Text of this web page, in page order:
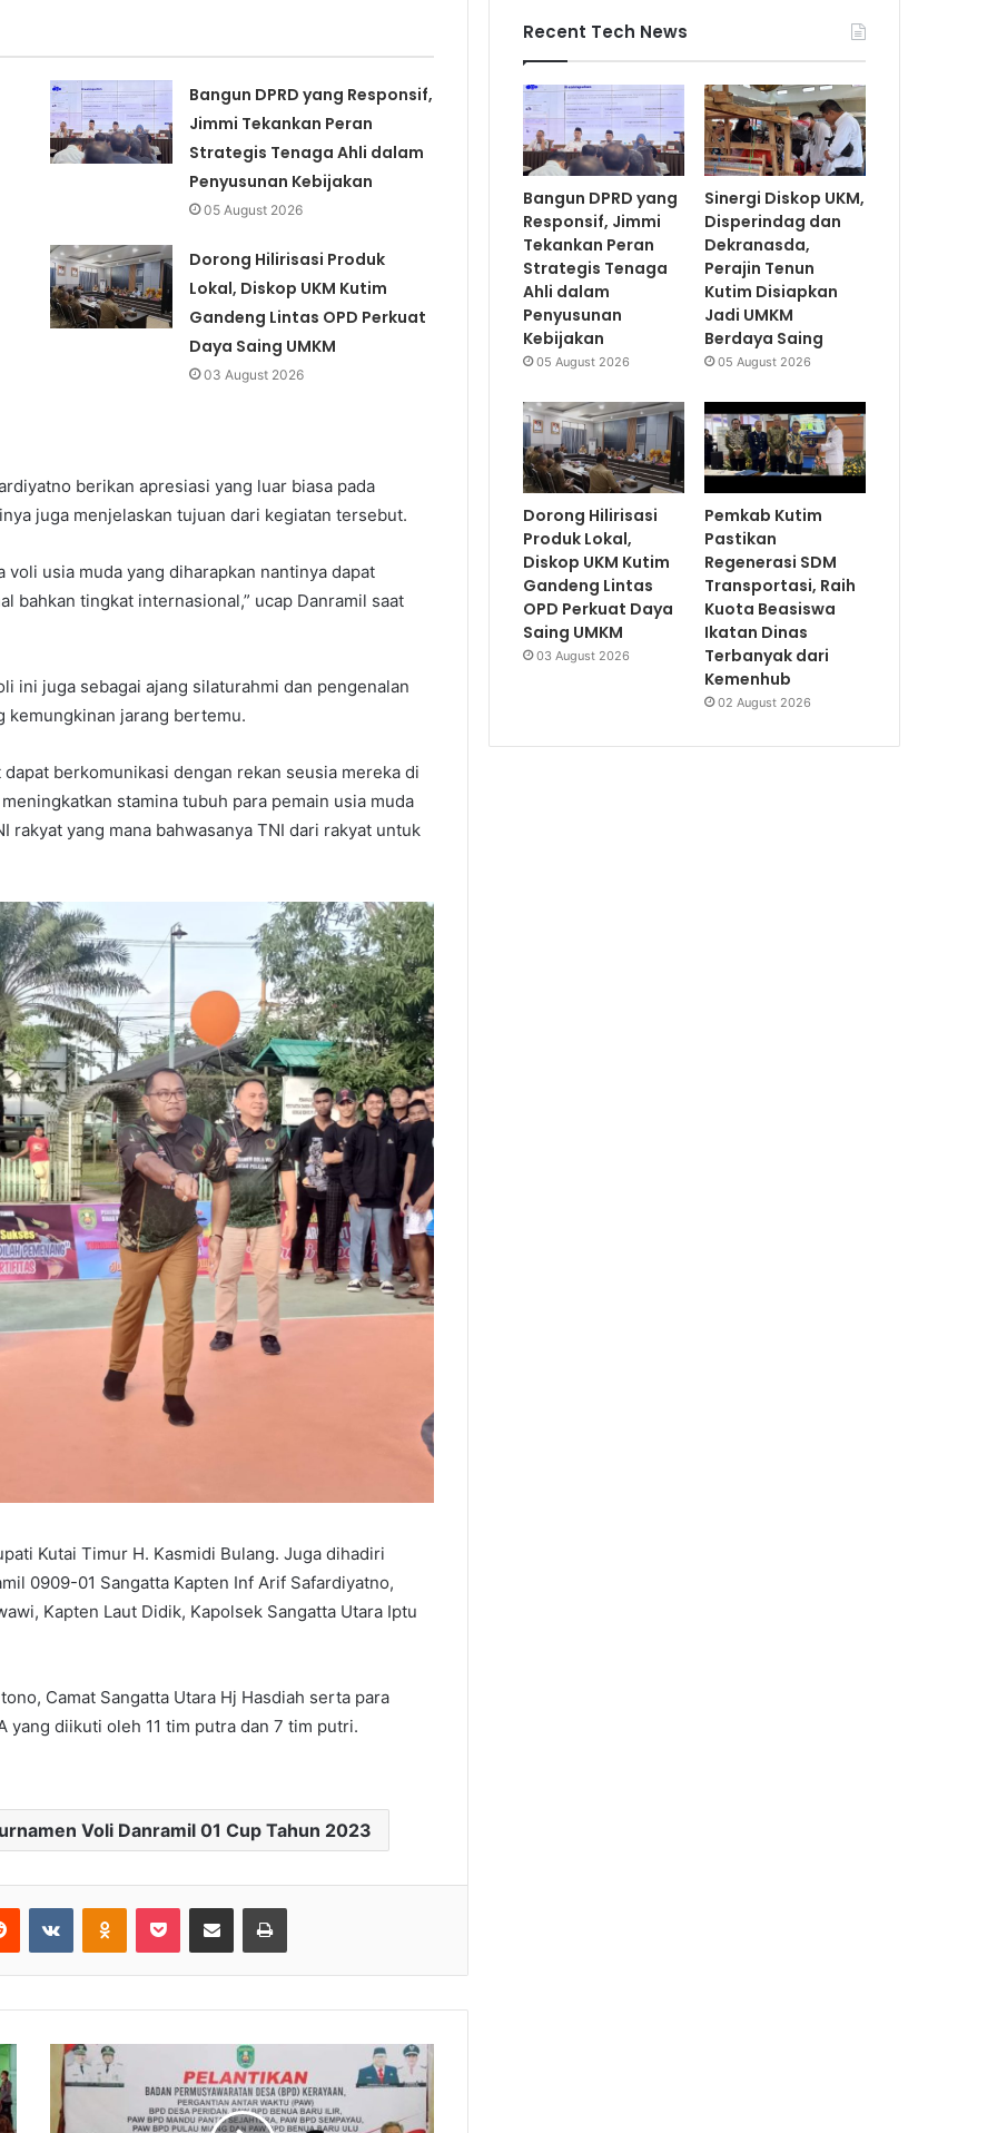
Bangun DPRD yang Responsif,
Jimmi Tekankan Peran
Strategis Tenaga Ahli dalam
Penyusunan Kebijakan
05 August 2026
Dorong Hilirisasi Produk
Lokal, Diskop UKM Kutim
Gandeng Lintas OPD Perkuat
Daya Saing UMKM
03 August 2026
berikan apresiasi yang luar biasa pada
juga menjelaskan tujuan dari kegiatan tersebut.
usia muda yang diharapkan nantinya dapat
bahkan tingkat internasional,” ucap Danramil saat
ini juga sebagai ajang silaturahmi dan pengenalan
kemungkinan jarang bertemu.
berkomunikasi dengan rekan seusia mereka di
stamina tubuh para pemain usia muda
yang mana bahwasanya TNI dari rakyat untuk
Kutai Timur H. Kasmidi Bulang. Juga dihadiri
0909-01 Sangatta Kapten Inf Arif Safardiyatno,
Kapten Laut Didik, Kapolsek Sangatta Utara Iptu
Camat Sangatta Utara Hj Hasdiah serta para
yang diikuti oleh 11 tim putra dan 7 tim putri.
Voli Danramil 01 Cup Tahun 2023
Recent Tech News
Bangun DPRD yang
Responsif, Jimmi
Tekankan Peran
Strategis Tenaga
Ahli dalam
Penyusunan
Kebijakan
05 August 2026
Sinergi Diskop UKM,
Disperindag dan
Dekranasda,
Perajin Tenun
Kutim Disiapkan
Jadi UMKM
Berdaya Saing
05 August 2026
Dorong Hilirisasi
Produk Lokal,
Diskop UKM Kutim
Gandeng Lintas
OPD Perkuat Daya
Saing UMKM
03 August 2026
Pemkab Kutim
Pastikan
Regenerasi SDM
Transportasi, Raih
Kuota Beasiswa
Ikatan Dinas
Terbanyak dari
Kemenhub
02 August 2026